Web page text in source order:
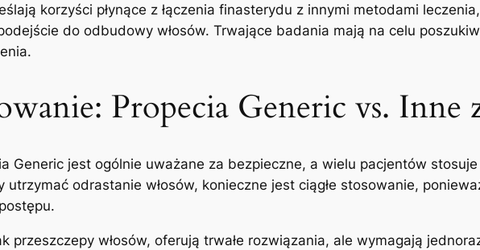
korzyści płynące z łączenia finasterydu z innymi metodami
do odbudowy włosów. Trwające badania mają na celu
Propecia Generic vs. Inne
Generic jest ogólnie uważane za bezpieczne, a wielu pacjentów
odrastanie włosów, konieczne jest ciągłe stosowanie,
przeszczepy włosów, oferują trwałe rozwiązania, ale wymagają